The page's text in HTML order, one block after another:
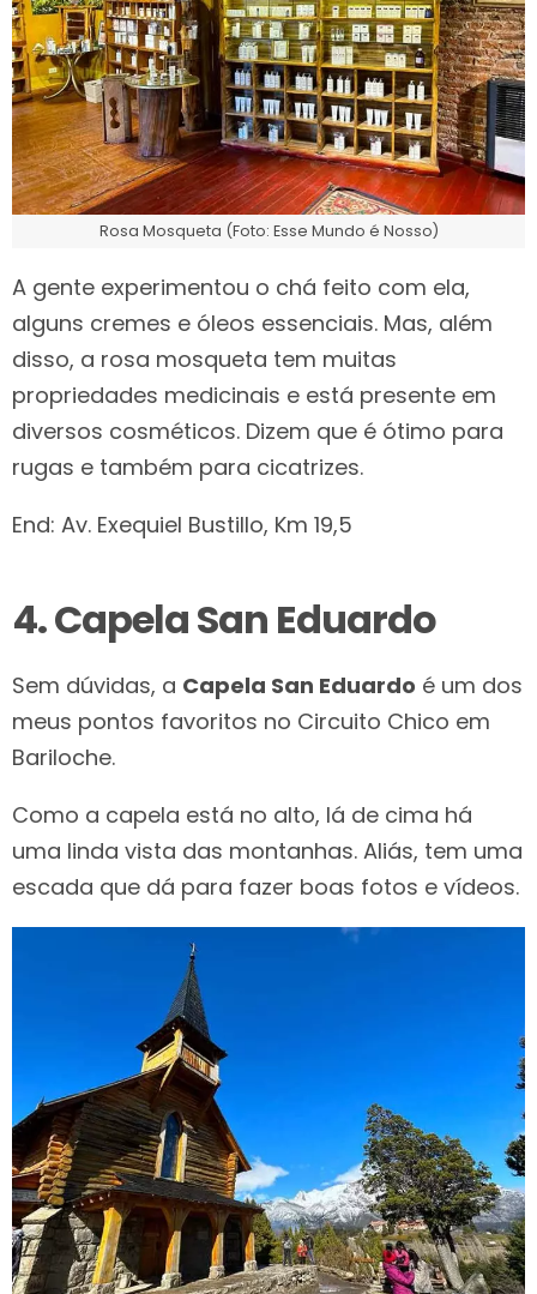
Rosa Mosqueta (Foto: Esse Mundo é Nosso)
A gente experimentou o chá feito com ela,
alguns cremes e óleos essenciais. Mas, além
disso, a rosa mosqueta tem muitas
propriedades medicinais e está presente em
diversos cosméticos. Dizem que é ótimo para
rugas e também para cicatrizes.
End: Av. Exequiel Bustillo, Km 19,5
4. Capela San Eduardo
Sem dúvidas, a Capela San Eduardo é um dos
meus pontos favoritos no Circuito Chico em
Bariloche.
Como a capela está no alto, lá de cima há
uma linda vista das montanhas. Aliás, tem uma
escada que dá para fazer boas fotos e vídeos.